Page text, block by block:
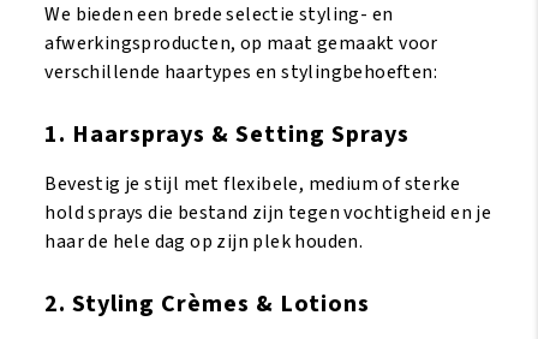
We bieden een brede selectie styling- en
afwerkingsproducten, op maat gemaakt voor
verschillende haartypes en stylingbehoeften:
1. Haarsprays & Setting Sprays
Bevestig je stijl met flexibele, medium of sterke
hold sprays die bestand zijn tegen vochtigheid en je
haar de hele dag op zijn plek houden.
2. Styling Crèmes & Lotions